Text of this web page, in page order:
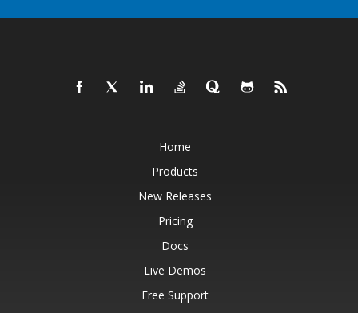
Home
Products
New Releases
Pricing
Docs
Live Demos
Free Support